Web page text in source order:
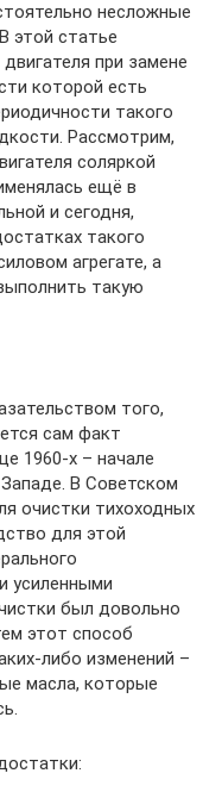
несложные
этой статье
при замене
которой есть
такого
Рассмотрим,
соляркой
ещё в
и сегодня,
такого
агрегате, а
такую
того,
сам факт
1960-х – начале
В Советском
очистки тихоходных
для этой
усиленными
был довольно
этот способ
либо изменений –
масла, которые